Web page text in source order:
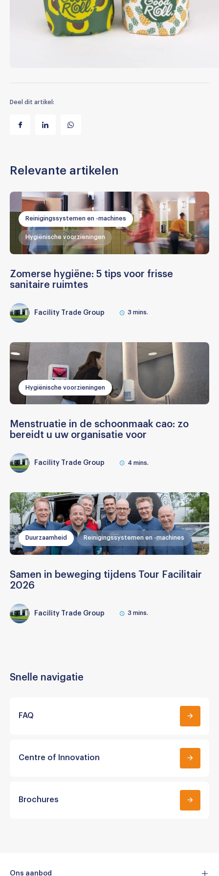
Deel dit artikel:
Relevante artikelen
Reinigingssystemen en -machines
Hygiënische voorzieningen
Zomerse hygiëne: 5 tips voor frisse
sanitaire ruimtes
Facility Trade Group 3 mins.
Hygiënische voorzieningen
Menstruatie in de schoonmaak cao: zo
bereidt u uw organisatie voor
Facility Trade Group 4 mins.
Duurzaamheid Reinigingssystemen en -machines
Samen in beweging tijdens Tour Facilitair
2026
Facility Trade Group 3 mins.
Snelle navigatie
FAQ
Centre of Innovation
Brochures
Ons aanbod